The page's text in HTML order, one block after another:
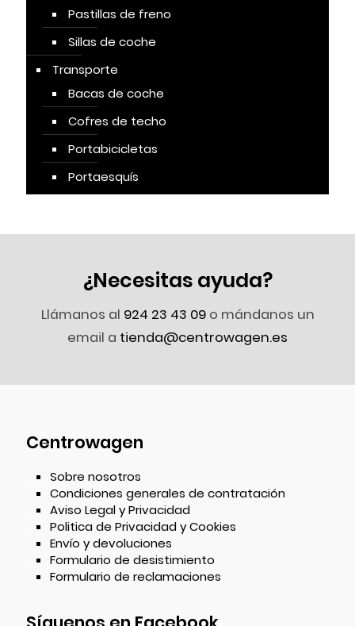
Pastillas de freno
Sillas de coche
Transporte
Bacas de coche
Cofres de techo
Portabicicletas
Portaesquís
¿Necesitas ayuda?
Llámanos al 924 23 43 09o mándanos un
email a tienda@centrowagen.es
Centrowagen
Sobre nosotros
Condiciones generales de contratación
Aviso Legal y Privacidad
Politica de Privacidad y Cookies
Envío y devoluciones
Formulario de desistimiento
Formulario de reclamaciones